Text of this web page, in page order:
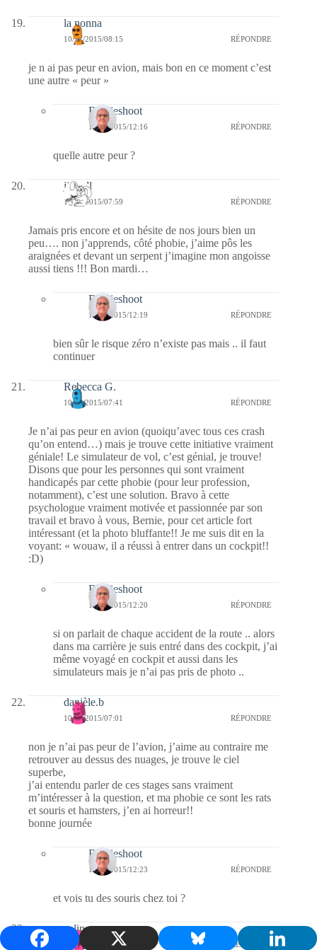
la nonna
10/11/2015/08:15 RÉPONDRE
je n ai pas peur en avion, mais bon en ce moment c’est
une autre « peur »
Bernieshoot
12/11/2015/12:16 RÉPONDRE
quelle autre peur ?
jill bill
10/11/2015/07:59 RÉPONDRE
Jamais pris encore et on hésite de nos jours bien un
peu…. non j’apprends, côté phobie, j’aime pôs les
araignées et devant un serpent j’imagine mon angoisse
aussi tiens !!! Bon mardi…
Bernieshoot
12/11/2015/12:19 RÉPONDRE
bien sûr le risque zéro n’existe pas mais .. il faut
continuer
Rebecca G.
10/11/2015/07:41 RÉPONDRE
Je n’ai pas peur en avion (quoiqu’avec tous ces crash
qu’on entend…) mais je trouve cette initiative vraiment
géniale! Le simulateur de vol, c’est génial, je trouve!
Disons que pour les personnes qui sont vraiment
handicapés par cette phobie (pour leur profession,
notamment), c’est une solution. Bravo à cette
psychologue vraiment motivée et passionnée par son
travail et bravo à vous, Bernie, pour cet article fort
intéressant (et la photo bluffante!! Je me suis dit en la
voyant: « wouaw, il a réussi à entrer dans un cockpit!!
:D)
Bernieshoot
12/11/2015/12:20 RÉPONDRE
si on parlait de chaque accident de la route .. alors
dans ma carrière je suis entré dans des cockpit, j’ai
même voyagé en cockpit et aussi dans les
simulateurs mais je n’ai pas pris de photo ..
danièle.b
10/11/2015/07:01 RÉPONDRE
non je n’ai pas peur de l’avion, j’aime au contraire me
retrouver au dessus des nuages, je trouve le ciel
superbe,
j’ai entendu parler de ces stages sans vraiment
m’intéresser à la question, et ma phobie ce sont les rats
et souris et hamsters, j’en ai horreur!!
bonne journée
Bernieshoot
12/11/2015/12:23 RÉPONDRE
et vois tu des souris chez toi ?
celine
10/11/2015/06:52 RÉPONDRE